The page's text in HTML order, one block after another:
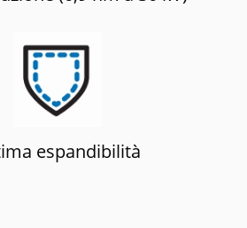
espandibilità